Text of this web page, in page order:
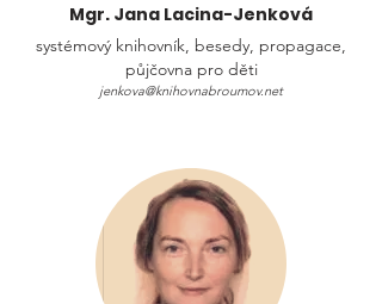
Mgr. Jana Lacina-Jenková
systémový knihovník, besedy, propagace,
půjčovna pro děti
jenkova@knihovnabroumov.net